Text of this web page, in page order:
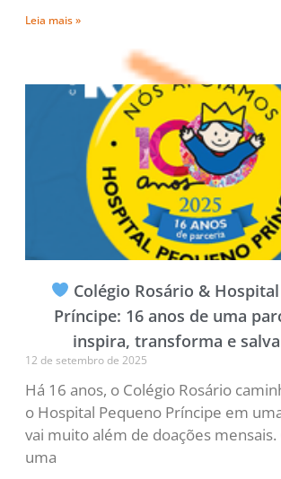
Leia mais »
Colégio Rosário &
Príncipe: 16 anos de uma
inspira, transforma e
12 de setembro de 2025
Há 16 anos, o Colégio Rosário
o Hospital Pequeno Príncipe em
vai muito além de doações
uma